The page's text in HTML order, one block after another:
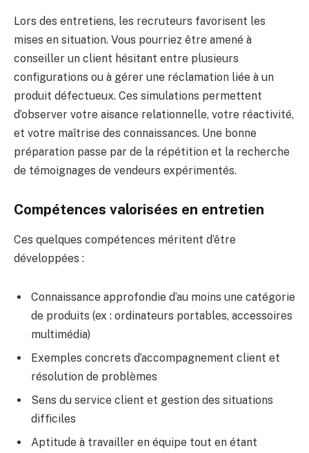
Lors des entretiens, les recruteurs favorisent les
mises en situation. Vous pourriez être amené à
conseiller un client hésitant entre plusieurs
configurations ou à gérer une réclamation liée à un
produit défectueux. Ces simulations permettent
d’observer votre aisance relationnelle, votre réactivité,
et votre maîtrise des connaissances. Une bonne
préparation passe par de la répétition et la recherche
de témoignages de vendeurs expérimentés.
Compétences valorisées en entretien
Ces quelques compétences méritent d’être
développées :
Connaissance approfondie d’au moins une catégorie
de produits (ex : ordinateurs portables, accessoires
multimédia)
Exemples concrets d’accompagnement client et
résolution de problèmes
Sens du service client et gestion des situations
difficiles
Aptitude à travailler en équipe tout en étant